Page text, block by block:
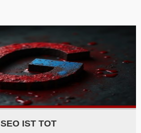
SEO IST TOT